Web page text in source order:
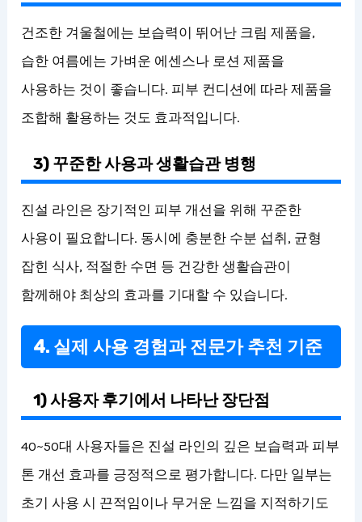
건조한 겨울철에는 보습력이 뛰어난 크림 제품을,
습한 여름에는 가벼운 에센스나 로션 제품을
사용하는 것이 좋습니다. 피부 컨디션에 따라 제품을
조합해 활용하는 것도 효과적입니다.
3) 꾸준한 사용과 생활습관 병행
진설 라인은 장기적인 피부 개선을 위해 꾸준한
사용이 필요합니다. 동시에 충분한 수분 섭취, 균형
잡힌 식사, 적절한 수면 등 건강한 생활습관이
함께해야 최상의 효과를 기대할 수 있습니다.
4. 실제 사용 경험과 전문가 추천 기준
1) 사용자 후기에서 나타난 장단점
40~50대 사용자들은 진설 라인의 깊은 보습력과 피부
톤 개선 효과를 긍정적으로 평가합니다. 다만 일부는
초기 사용 시 끈적임이나 무거운 느낌을 지적하기도